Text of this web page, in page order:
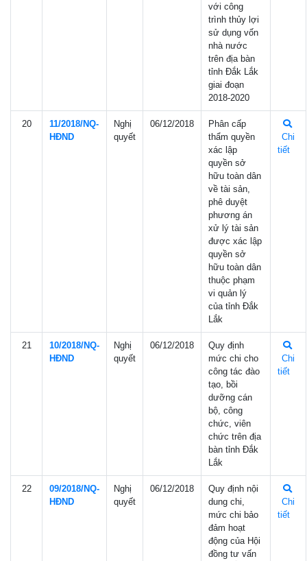
với công
trình thủy lợi
sử dụng vốn
nhà nước
trên địa bàn
tỉnh Đắk Lắk
giai đoạn
2018-2020
20
11/2018/NQ-
HÐND
Nghị
quyết
06/12/2018
Phân cấp
thẩm quyền
xác lập
quyền sở
hữu toàn dân
về tài sản,
phê duyệt
phương án
xử lý tài sản
được xác lập
quyền sở
hữu toàn dân
thuộc phạm
vi quản lý
của tỉnh Đắk
Lắk
Chi
tiết
21
10/2018/NQ-
HÐND
Nghị
quyết
06/12/2018
Quy định
mức chi cho
công tác đào
tạo, bồi
dưỡng cán
bộ, công
chức, viên
chức trên địa
bàn tỉnh Đắk
Lắk
Chi
tiết
22
09/2018/NQ-
HÐND
Nghị
quyết
06/12/2018
Quy định nội
dung chi,
mức chi bảo
đảm hoạt
động của Hội
đồng tư vấn
Chi
tiết